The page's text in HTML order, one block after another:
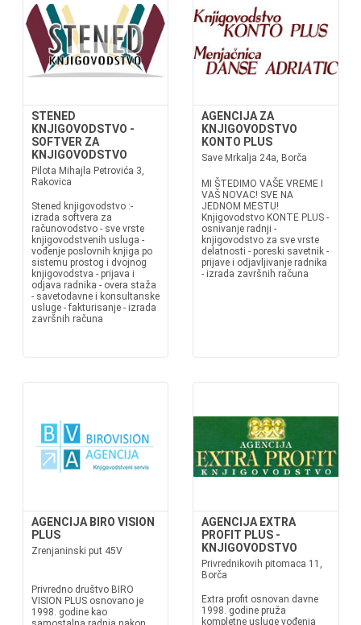
STENED
KNJIGOVODSTVO -
SOFTVER ZA
KNJIGOVODSTVO
Pilota Mihajla Petrovića 3,
Rakovica
Stened knjigovodstvo :-
izrada softvera za
računovodstvo - sve vrste
knjigovodstvenih usluga -
vođenje poslovnih knjiga po
sistemu prostog i dvojnog
knjigovodstva - prijava i
odjava radnika - overa staža
- savetodavne i konsultanske
usluge - fakturisanje - izrada
završnih računa
AGENCIJA ZA
KNJIGOVODSTVO
KONTO PLUS
Save Mrkalja 24a, Borča
MI ŠTEDIMO VAŠE VREME I
VAŠ NOVAC! SVE NA
JEDNOM MESTU!
Knjigovodstvo KONTE PLUS -
osnivanje radnji -
knjigovodstvo za sve vrste
delatnosti - poreski savetnik -
prijave i odjavljivanje radnika
- izrada završnih računa
AGENCIJA BIRO VISION
PLUS
Zrenjaninski put 45V
Privredno društvo BIRO
VISION PLUS osnovano je
1998. godine kao
AGENCIJA EXTRA
PROFIT PLUS -
KNJIGOVODSTVO
Privrednikovih pitomaca 11,
Borča
Extra profit osnovan davne
1998. godine pruža
kompletne usluge vođenja